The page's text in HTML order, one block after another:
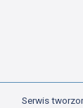
Serwis